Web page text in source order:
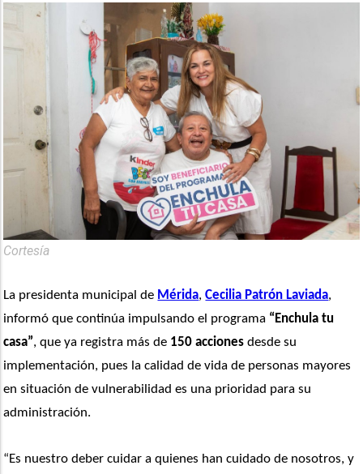
Cortesía
La presidenta municipal de Mérida, Cecilia Patrón Laviada,
informó que continúa impulsando el programa “Enchula tu
casa”, que ya registra más de 150 acciones desde su
implementación, pues la calidad de vida de personas mayores
en situación de vulnerabilidad es una prioridad para su
administración.
“Es nuestro deber cuidar a quienes han cuidado de nosotros, y